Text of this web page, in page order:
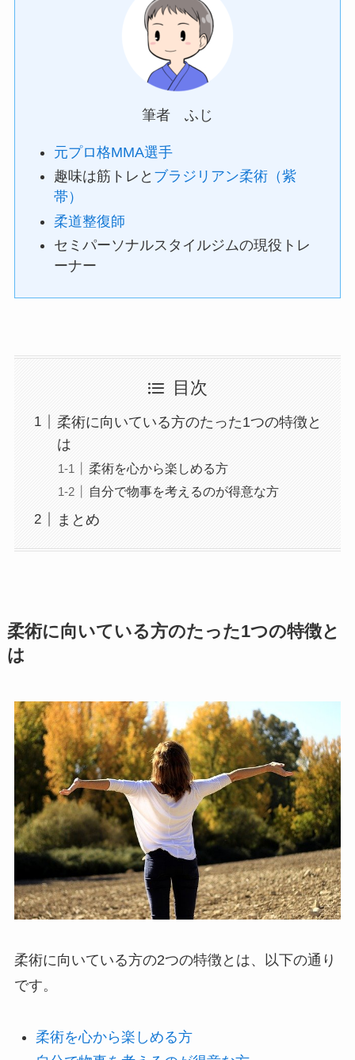
筆者 ふじ
元プロ格MMA選手
趣味は筋トレと ブラジリアン柔術（紫
帯）
柔道整復師
セミパーソナルスタイルジムの現役トレ
ーナー
目次
柔術に向いている方のたった1つの特徴と
は
柔術を心から楽しめる方
自分で物事を考えるのが得意な方
まとめ
柔術に向いている方のたった1つの特徴と
は
柔術に向いている方の2つの特徴とは、以下の通り
です。
柔術を心から楽しめる方